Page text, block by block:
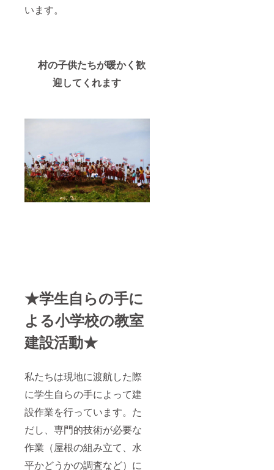
います。
村の子供たちが暖かく歓
迎してくれます
★学生自らの手に
よる小学校の教室
建設活動★
私たちは現地に渡航した際
に学生自らの手によって建
設作業を行っています。た
だし、専門的技術が必要な
作業（屋根の組み立て、水
平かどうかの調査など）に